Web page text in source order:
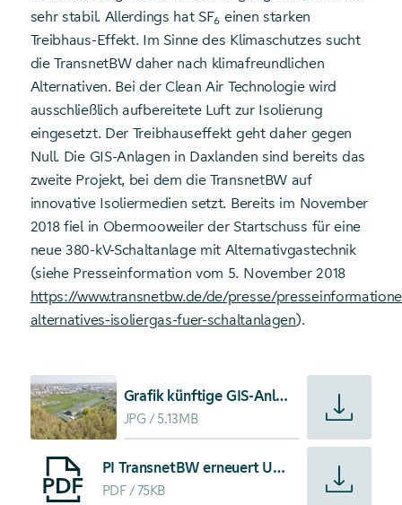
sehr stabil. Allerdings hat SF6 einen starken
Treibhaus-Effekt. Im Sinne des Klimaschutzes sucht
die TransnetBW daher nach klimafreundlichen
Alternativen. Bei der Clean Air Technologie wird
ausschließlich aufbereitete Luft zur Isolierung
eingesetzt. Der Treibhauseffekt geht daher gegen
Null. Die GIS-Anlagen in Daxlanden sind bereits das
zweite Projekt, bei dem die TransnetBW auf
innovative Isoliermedien setzt. Bereits im November
2018 fiel in Obermooweiler der Startschuss für eine
neue 380-kV-Schaltanlage mit Alternativgastechnik
(siehe Presseinformation vom 5. November 2018
https://www.transnetbw.de/de/presse/
alternatives-isoliergas-fuer-schaltanlagen).
Starte Download von: Grafik künftige GIS-Anlage auf dem
Grafik künftige GIS-Anlage auf dem Umspannwerk Daxlanden
JPG 5.13MB
Starte Download von: PI TransnetBW erneuert
PI TransnetBW erneuert Umspannwerk Daxlanden
PDF 75KB